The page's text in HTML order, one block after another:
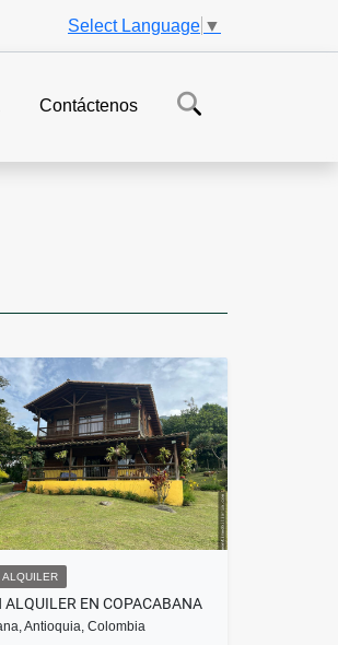
Select Language ▼
Contáctenos
ALQUILER
ALQUILER EN COPACABANA
Antioquia, Colombia